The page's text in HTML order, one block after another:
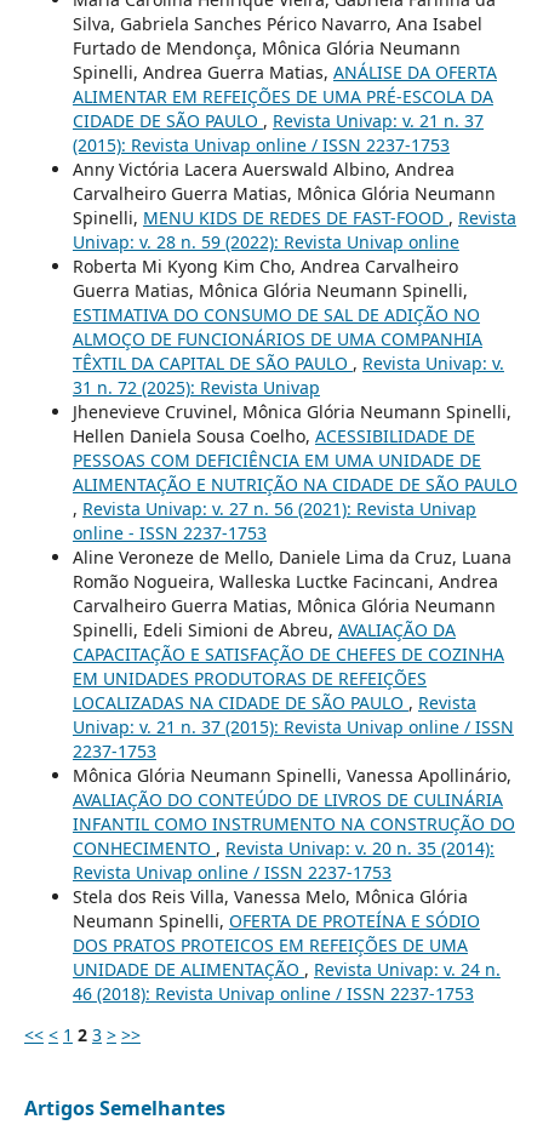
Silva, Gabriela Sanches Périco Navarro, Ana Isabel
Furtado de Mendonça, Mônica Glória Neumann
Spinelli, Andrea Guerra Matias, ANÁLISE DA OFERTA
ALIMENTAR EM REFEIÇÕES DE UMA PRÉ-ESCOLA DA
CIDADE DE SÃO PAULO , Revista Univap: v. 21 n. 37
(2015): Revista Univap online / ISSN 2237-1753
Anny Victória Lacera Auerswald Albino, Andrea
Carvalheiro Guerra Matias, Mônica Glória Neumann
Spinelli, MENU KIDS DE REDES DE FAST-FOOD , Revista
Univap: v. 28 n. 59 (2022): Revista Univap online
Roberta Mi Kyong Kim Cho, Andrea Carvalheiro
Guerra Matias, Mônica Glória Neumann Spinelli,
ESTIMATIVA DO CONSUMO DE SAL DE ADIÇÃO NO
ALMOÇO DE FUNCIONÁRIOS DE UMA COMPANHIA
TÊXTIL DA CAPITAL DE SÃO PAULO , Revista Univap: v.
31 n. 72 (2025): Revista Univap
Jhenevieve Cruvinel, Mônica Glória Neumann Spinelli,
Hellen Daniela Sousa Coelho, ACESSIBILIDADE DE
PESSOAS COM DEFICIÊNCIA EM UMA UNIDADE DE
ALIMENTAÇÃO E NUTRIÇÃO NA CIDADE DE SÃO PAULO
, Revista Univap: v. 27 n. 56 (2021): Revista Univap
online - ISSN 2237-1753
Aline Veroneze de Mello, Daniele Lima da Cruz, Luana
Romão Nogueira, Walleska Luctke Facincani, Andrea
Carvalheiro Guerra Matias, Mônica Glória Neumann
Spinelli, Edeli Simioni de Abreu, AVALIAÇÃO DA
CAPACITAÇÃO E SATISFAÇÃO DE CHEFES DE COZINHA
EM UNIDADES PRODUTORAS DE REFEIÇÕES
LOCALIZADAS NA CIDADE DE SÃO PAULO , Revista
Univap: v. 21 n. 37 (2015): Revista Univap online / ISSN
2237-1753
Mônica Glória Neumann Spinelli, Vanessa Apollinário,
AVALIAÇÃO DO CONTEÚDO DE LIVROS DE CULINÁRIA
INFANTIL COMO INSTRUMENTO NA CONSTRUÇÃO DO
CONHECIMENTO , Revista Univap: v. 20 n. 35 (2014):
Revista Univap online / ISSN 2237-1753
Stela dos Reis Villa, Vanessa Melo, Mônica Glória
Neumann Spinelli, OFERTA DE PROTEÍNA E SÓDIO
DOS PRATOS PROTEICOS EM REFEIÇÕES DE UMA
UNIDADE DE ALIMENTAÇÃO , Revista Univap: v. 24 n.
46 (2018): Revista Univap online / ISSN 2237-1753
<< < 1 2 3 > >>
Artigos Semelhantes